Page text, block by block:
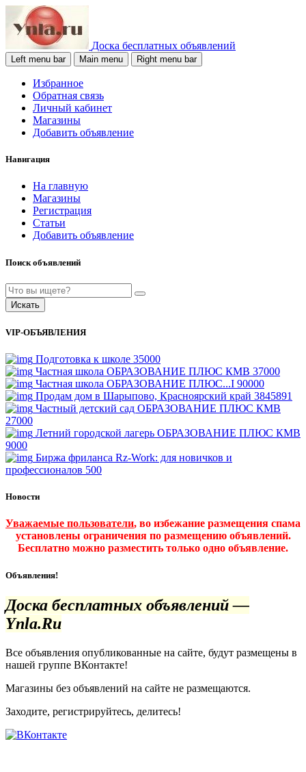
Доска бесплатных объявлений
Left menu bar Main menu Right menu bar
Избранное
Обратная связь
Личный кабинет
Магазины
Добавить объявление
Навигация
На главную
Магазины
Регистрация
Статьи
Добавить объявление
Поиск объявлений
Искать
VIP-ОБЪЯВЛЕНИЯ
Подготовка к школе 35000
Частная школа ОБРАЗОВАНИЕ ПЛЮС КМВ 37000
Частная школа ОБРАЗОВАНИЕ ПЛЮС...I 90000
Продам дом в Шарыпово, Красноярский край 3845891
Частный детский сад ОБРАЗОВАНИЕ ПЛЮС КМВ
27000
Летний городской лагерь ОБРАЗОВАНИЕ ПЛЮС КМВ
9000
Биржа фриланса Rz-Work: для новичков и
профессионалов 500
Новости
Уважаемые пользователи, во избежание размещения спама
установлены ограничения по размещению объявлений.
Бесплатно можно разместить только одно объявление.
Объявления!
Доска бесплатных объявлений —
Ynla.Ru
Все объявления опубликованные на сайте, будут размещены в
нашей группе ВКонтакте!
Магазины без объявлений на сайте не размещаются.
Заходите, регистрируйтесь, делитесь!